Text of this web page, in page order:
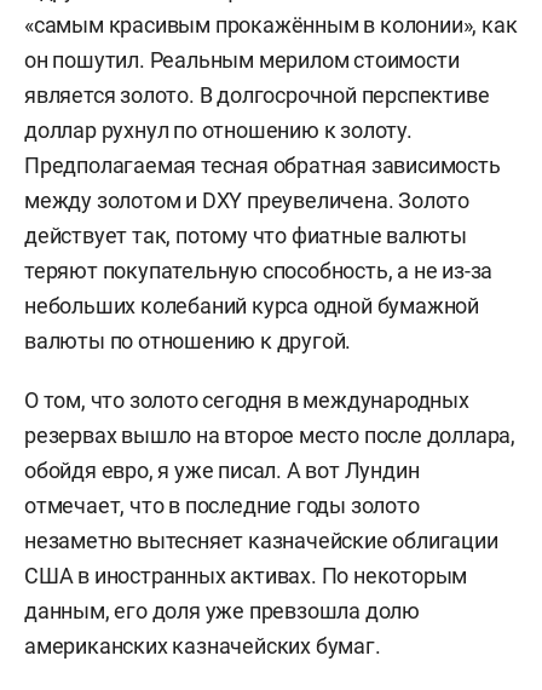
«самым красивым прокажённым в колонии», как
он пошутил. Реальным мерилом стоимости
является золото. В долгосрочной перспективе
доллар рухнул по отношению к золоту.
Предполагаемая тесная обратная зависимость
между золотом и DXY преувеличена. Золото
действует так, потому что фиатные валюты
теряют покупательную способность, а не из-за
небольших колебаний курса одной бумажной
валюты по отношению к другой.
О том, что золото сегодня в международных
резервах вышло на второе место после доллара,
обойдя евро, я уже писал. А вот Лундин
отмечает, что в последние годы золото
незаметно вытесняет казначейские облигации
США в иностранных активах. По некоторым
данным, его доля уже превзошла долю
американских казначейских бумаг.